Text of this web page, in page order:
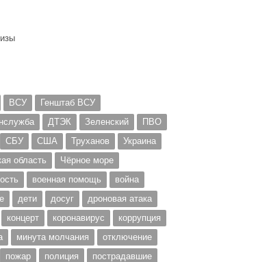
ВСУ
Генштаб ВСУ
ДТЭК Зеленский
ПВО
СБУ США Труханов
Украина
область
Чёрное море
военная помощь
война
дети досуг
дроновая атака
концерт коронавирус
коррупция
минута молчания
отключение
пожар полиция
пострадавшие